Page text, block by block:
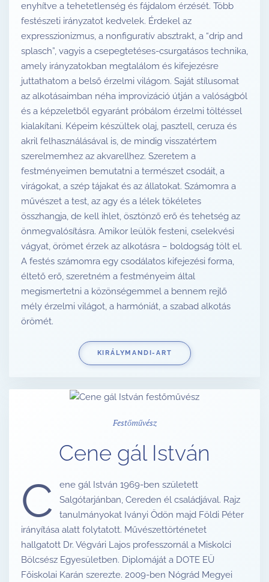
enyhítve a tehetetlenség és fájdalom érzését. Több
festészeti irányzatot kedvelek. Érdekel az
expresszionizmus, a nonfiguratív absztrakt, a “drip and
splasch”, vagyis a csepegtetéses-csurgatásos technika,
amely irányzatokban megtalálom és kifejezésre
juttathatom a belső érzelmi világom. Saját stílusomat
az alkotásaimban néha improvizáció útján a valóságból
és a képzeletből egyaránt próbálom érzelmi töltéssel
kialakítani. Képeim készültek olaj, pasztell, ceruza és
akril felhasználásával is, de mindig visszatértem
szerelmemhez az akvarellhez. Szeretem a
festményeimen bemutatni a természet csodáit, a
virágokat, a szép tájakat és az állatokat. Számomra a
művészet a test, az agy és a lélek tökéletes
összhangja, de kell ihlet, ösztönző erő és tehetség az
önmegvalósításra. Amikor leülök festeni, cselekvési
vágyat, örömet érzek az alkotásra – boldogság tölt el.
A festés számomra egy csodálatos kifejezési forma,
éltető erő, szeretném a festményeim által
megismertetni a közönségemmel a bennem rejlő
mély érzelmi világot, a harmóniát, a szabad alkotás
örömét.
KIRÁLYMANDI-ART
Festőművész
Cene gál István
C
ene gál István 1969-ben született
Salgótarjánban, Cereden él családjával. Rajz
tanulmányokat Iványi Ödön majd Földi Péter
irányítása alatt folytatott. Művészettörténetet
hallgatott Dr. Végvári Lajos professzornál a Miskolci
Bölcsész Egyesületben. Diplomáját a DOTE EÜ
Főiskolai Karán szerezte. 2009-ben Nógrád Megyei